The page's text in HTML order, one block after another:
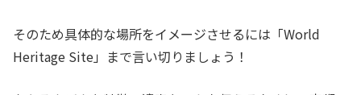
そのため具体的な場所をイメージさせるには「World
Heritage Site」まで言い切りましょう！